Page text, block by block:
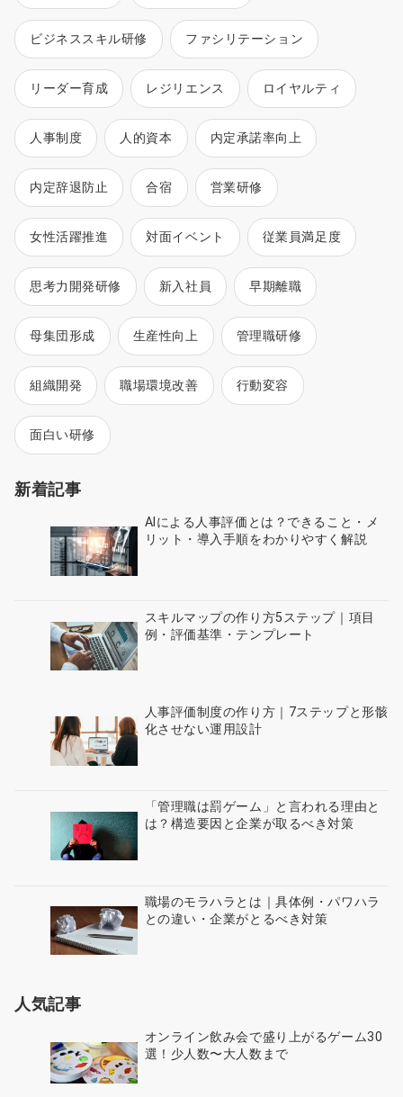
ビジネススキル研修 ファシリテーション
リーダー育成 レジリエンス ロイヤルティ
人事制度 人的資本 内定承諾率向上
内定辞退防止 合宿 営業研修
女性活躍推進 対面イベント 従業員満足度
思考力開発研修 新入社員 早期離職
母集団形成 生産性向上 管理職研修
組織開発 職場環境改善 行動変容
面白い研修
新着記事
AIによる人事評価とは？できること・メ
リット・導入手順をわかりやすく解説
スキルマップの作り方5ステップ｜項目
例・評価基準・テンプレート
人事評価制度の作り方｜7ステップと形骸
化させない運用設計
「管理職は罰ゲーム」と言われる理由と
は？構造要因と企業が取るべき対策
職場のモラハラとは｜具体例・パワハラ
との違い・企業がとるべき対策
人気記事
オンライン飲み会で盛り上がるゲーム30
選！少人数〜大人数まで